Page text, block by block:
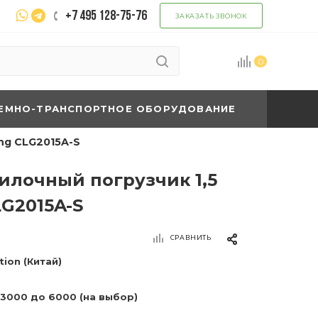
+7 495 128-75-76 ЗАКАЗАТЬ ЗВОНОК
0
ТРАНСПОРТНОЕ ОБОРУДОВАНИЕ
CLG2015A-S
погрузчик 1,5
S
СРАВНИТЬ
(Китай)
до 6000 (на выбор)